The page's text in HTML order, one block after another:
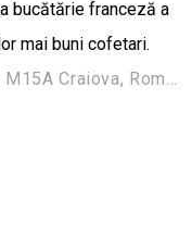
bucătărie franceză a
mai buni cofetari.
Strada Nicolae Bălcescu, nr 2, bloc M15A Craiova, Romania